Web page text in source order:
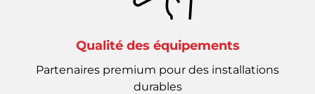
Qualité des équipements
Partenaires premium pour des installations
durables